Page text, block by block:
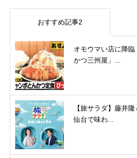
おすすめ記事2
オモウマい店に降
かつ三州屋」...
【旅サラダ】藤井
仙台で味わ...